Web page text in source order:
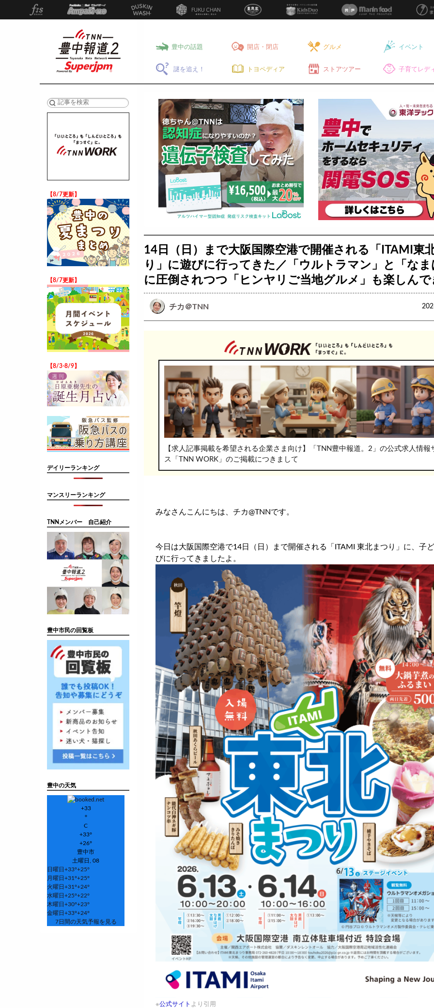
豊中の話題 開店・閉店 グルメ イベント
謎を追え！ トヨペディア ストアツアー 子育てレデ
14日（日）まで大阪国際空港で開催される「ITAMI東
り」に遊びに行ってきた／「ウルトラマン」と「な
に圧倒されつつ「ヒンヤリご当地グルメ」も楽しんで
チカ＠TNN
【求人記事掲載を希望される企業さま向け】「TNN豊中報道。2」の公式求人情報
ス「TNN WORK」のご掲載につきまして
みなさんこんにちは、チカ@TNNです。
今日は大阪国際空港で14日（日）まで開催される「ITAMI 東北まつり」に、子
びに行ってきましたよ。
※公式サイト より引用
【8/7更新】
【8/7更新】
【8/3-8/9】
デイリーランキング
マンスリーランキング
TNNメンバー 自己紹介
豊中市民の回覧板
豊中の天気
+33
°
C
+33°
+26°
豊中市
土曜日, 08
日曜日 +33°+25°
月曜日 +31°+25°
火曜日 +31°+24°
水曜日 +25°+22°
木曜日 +30°+23°
金曜日 +33°+24°
7日間の天気予報を見る